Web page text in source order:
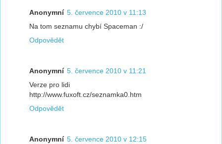
Anonymní 5. července 2010 v 11:13
Na tom seznamu chybí Spaceman :/
Odpovědět
Anonymní 5. července 2010 v 11:21
Verze pro lidi
http://www.fuxoft.cz/seznamka0.htm
Odpovědět
Anonymní 5. července 2010 v 12:15